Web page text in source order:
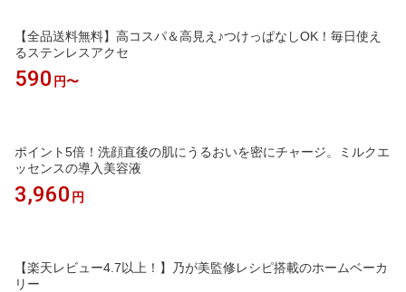
【全品送料無料】高コスパ＆高見え♪つけっぱなしOK！毎日使え
るステンレスアクセ
590 円〜
ポイント5倍！洗顔直後の肌にうるおいを密にチャージ。ミルクエ
ッセンスの導入美容液
3,960 円
【楽天レビュー4.7以上！】乃が美監修レシピ搭載のホームベーカ
リー